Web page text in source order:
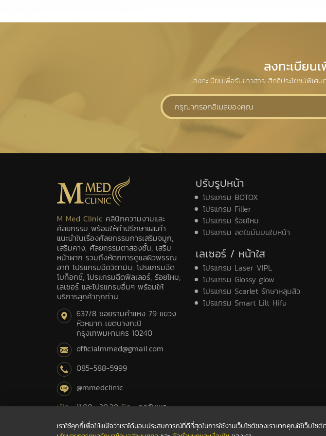
ลงทะเบียน
ลงทะเบียนเพื่อรับข่าวสาร สิทธิประโยชน์พิเศ
M Med Clinic คลินิกความงามและ
ศัลยกรรม พร้อมให้คำปรึกษาและคำ
แนะนำในเรื่องศัลยกรรมการเสริมจมูก,
เสริมคาง, ศัลยกรรมตาสองชั้น, เสริม
หน้าผาก รวมถึงหัตถการดูแลผิวพรรณ
อาทิ โปรแกรมฉีดวิตามิน, โปรแกรมฉีด
โบท็อกซ์, โปรแกรมฉีดฟิลเลอร์, ร้อยไหม,
เลเซอร์ และโปรแกรมอื่นๆ พร้อมให้
บริการลูกค้าทุกท่าน
637/8 ซอยรามคำแหง 79 แขวง
หัวหมาก เขตบางกะปิ
กรุงเทพมหานคร 10240
officialmmed@gmail.com
085-588-5999
@mmedclinic
เปิด :11.00 -20.30ปิด :ทุกวันพุธ
ปรับรูปหน้า
โปรแกรม BOTOX
โปรแกรม Filler
โปรแกรม ร้อยไหม
โปรแกรม ลดไขมันบนใบหน้า
เลเซอร์ / หน้าใส
โปรแกรม Laser VIPL
โปรแกรม Glossy glow
โปรแกรม Scarlet รักษาหลุมสิว
โปรแกรม Smart Lilt Hifu
เราใช้คุกกี้เพื่อให้แน่ใจว่าเราได้มอบประสบการณ์ที่ดีที่สุดในการใช้งานเว็บไซต์ของเราหากคุณใช้เว็